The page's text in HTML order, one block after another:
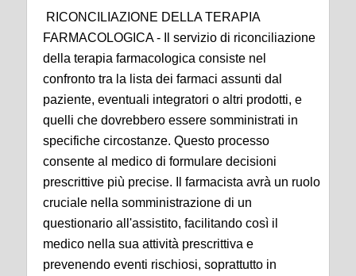
RICONCILIAZIONE DELLA TERAPIA
FARMACOLOGICA - Il servizio di riconciliazione
della terapia farmacologica consiste nel
confronto tra la lista dei farmaci assunti dal
paziente, eventuali integratori o altri prodotti, e
quelli che dovrebbero essere somministrati in
specifiche circostanze. Questo processo
consente al medico di formulare decisioni
prescrittive più precise. Il farmacista avrà un ruolo
cruciale nella somministrazione di un
questionario all'assistito, facilitando così il
medico nella sua attività prescrittiva e
prevenendo eventi rischiosi, soprattutto in